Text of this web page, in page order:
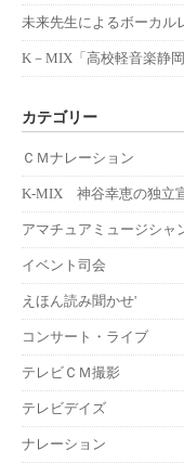
未来先生によるボーカル
K－MIX「高校軽音楽静
カテゴリー
ＣＭナレーション
K-MIX 神谷幸恵の独立
アマチュアミュージシャ
イベント司会
えほん読み聞かせ'
コンサート・ライブ
テレビＣＭ撮影
テレビデイズ
ナレーション